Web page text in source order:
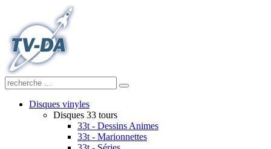
Disques vinyles
Disques 33 tours
33t - Dessins Animes
33t - Marionnettes